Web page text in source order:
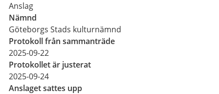
Anslag
Nämnd
Göteborgs Stads kulturnämnd
Protokoll från sammanträde
2025-09-22
Protokollet är justerat
2025-09-24
Anslaget sattes upp